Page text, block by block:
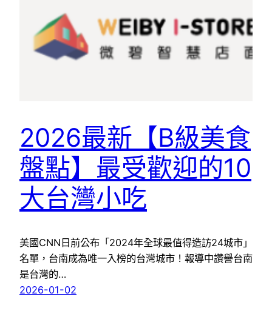
2026最新【B級美食
盤點】最受歡迎的10
大台灣小吃
美國CNN日前公布「2024年全球最值得造訪24城市」
名單，台南成為唯一入榜的台灣城市！報導中讚譽台南
是台灣的…
2026-01-02